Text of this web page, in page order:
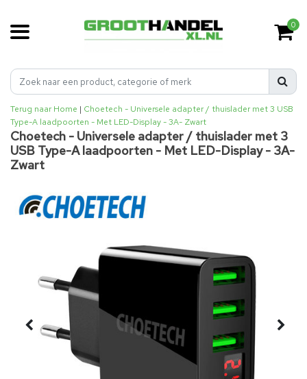
0
Terug naar Home | Choetech - Universele adapter / thuislader met 3 USB
Type-A laadpoorten - Met LED-Display - 3A- Zwart
Choetech - Universele adapter / thuislader met 3
USB Type-A laadpoorten - Met LED-Display - 3A-
Zwart